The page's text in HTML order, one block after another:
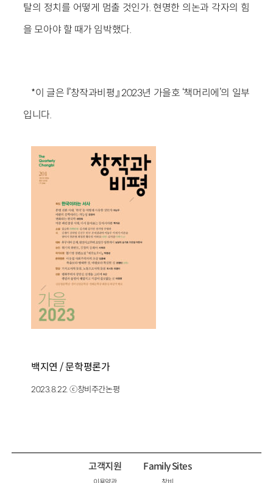
탈의 정치를 어떻게 멈출 것인가. 현명한 의논과 각자의 힘
을 모아야 할 때가 임박했다.
*이 글은 『창작과비평』 2023년 가을호 ‘책머리에’의 일부
입니다.
백지연 / 문학평론가
2023.8.22. ⓒ창비주간논평
고객지원 Family Sites